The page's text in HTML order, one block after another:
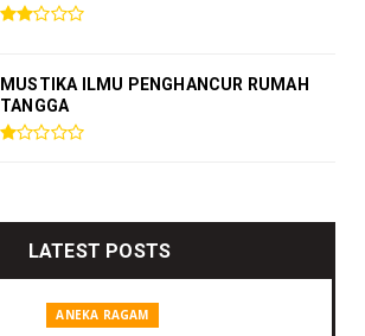
MUSTIKA ILMU PENGHANCUR RUMAH
TANGGA
LATEST POSTS
ANEKA RAGAM